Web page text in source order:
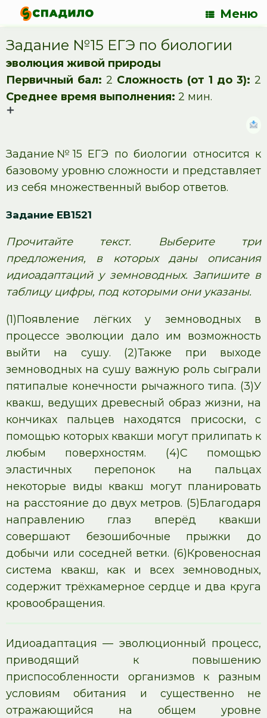
Меню
Задание №15 ЕГЭ по биологии
эволюция живой природы
Первичный бал: 2 Сложность (от 1 до 3): 2
Среднее время выполнения: 2 мин.
Задание№15 ЕГЭ по биологии относится к
базовому уровню сложности и представляет
из себя множественный выбор ответов.
Задание EB1521
Прочитайте текст. Выберите три
предложения, в которых даны описания
идиоадаптаций у земноводных. Запишите в
таблицу цифры, под которыми они указаны.
(1)Появление лёгких у земноводных в
процессе эволюции дало им возможность
выйти на сушу. (2)Также при выходе
земноводных на сушу важную роль сыграли
пятипалые конечности рычажного типа. (3)У
квакш, ведущих древесный образ жизни, на
кончиках пальцев находятся присоски, с
помощью которых квакши могут прилипать к
любым поверхностям. (4)С помощью
эластичных перепонок на пальцах
некоторые виды квакш могут планировать
на расстояние до двух метров. (5)Благодаря
направлению глаз вперёд квакши
совершают безошибочные прыжки до
добычи или соседней ветки. (6)Кровеносная
система квакш, как и всех земноводных,
содержит трёхкамерное сердце и два круга
кровообращения.
Идиоадаптация — эволюционный процесс,
приводящий к повышению
приспособленности организмов к разным
условиям обитания и существенно не
отражающийся на общем уровне